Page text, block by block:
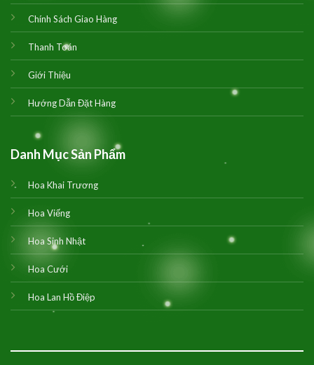
Chính Sách Giao Hàng
Thanh Toán
Giới Thiệu
Hướng Dẫn Đặt Hàng
Danh Mục Sản Phẩm
Hoa Khai Trương
Hoa Viếng
Hoa Sinh Nhật
Hoa Cưới
Hoa Lan Hồ Điệp